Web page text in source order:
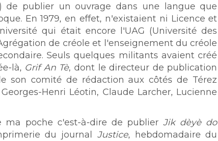
de publier un ouvrage dans une langue que
En 1979, en effet, n'existaient ni Licence et
qui était encore l'UAG (Université des
de créole et l'enseignement du créole
Seuls quelques militants avaient créé
là, Grif An Tè, dont le directeur de publication
son comité de rédaction aux côtés de Térez
Henri Léotin, Claude Larcher, Lucienne
poche c'est-à-dire de publierJik dèyè do
du journal Justice, hebdomadaire du